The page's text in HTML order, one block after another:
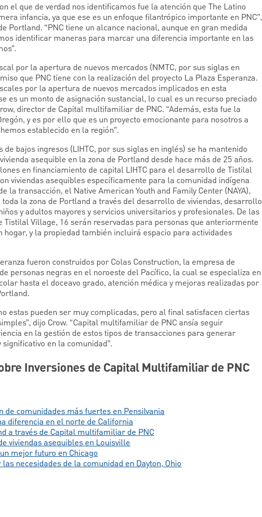
el que de verdad nos identificamos fue la atención que The Latino
infancia, ya que ese es un enfoque filantrópico importante en PNC”,
Portland. “PNC tiene un alcance nacional, aunque en gran medida
identificar maneras para marcar una diferencia importante en las
por la apertura de nuevos mercados (NMTC, por sus siglas en
que PNC tiene con la realización del proyecto La Plaza Esperanza.
por la apertura de nuevos mercados implicados en esta
es un monto de asignación sustancial, lo cual es un recurso preciado
director de Capital multifamiliar de PNC. “Además, esta fue la
y es por ello que es un proyecto emocionante para nosotros a
establecido en la región”.
bajos ingresos (LIHTC, por sus siglas en inglés) se ha mantenido
asequible en la zona de Portland desde hace más de 25 años.
en financiamiento de capital LIHTC para el desarrollo de Tistilal
viviendas asequibles específicamente para la comunidad indígena
la transacción, el Native American Youth and Family Center (NAYA),
la zona de Portland a través del desarrollo de viviendas, desarrollo
y adultos mayores y servicios universitarios y profesionales. De las
Tistilal Village, 16 serán reservadas para personas que anteriormente
y la propiedad también incluirá espacio para actividades
fueron construidos por Colas Construction, la empresa de
personas negras en el noroeste del Pacífico, la cual se especializa en
hasta el doceavo grado, atención médica y mejoras realizadas por
estas pueden ser muy complicadas, pero al final satisfacen ciertas
dijo Crow. “Capital multifamiliar de PNC ansía seguir
en la gestión de estos tipos de transacciones para generar
en la comunidad”.
Inversiones de Capital Multifamiliar de PNC
comunidades más fuertes en Pensilvania
diferencia en el norte de California
a través de Capital multifamiliar de PNC
viviendas asequibles en Louisville
mejor futuro en Chicago
necesidades de la comunidad en Dayton, Ohio